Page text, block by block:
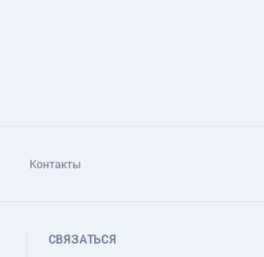
Контакты
СВЯЗАТЬСЯ